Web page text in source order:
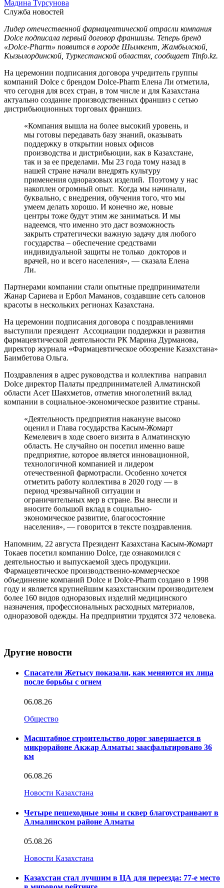
Мадина Турсунова
Служба новостей
Лидер отечественной фармацевтической отрасли компания
Dolce подписала первый договор франшизы. Теперь бренд
«Dolce-Pharm» появится в городе Шымкент, Жамбылской,
Кызылординской, Туркестанской областях, сообщает Tinfo.kz.
На церемонии подписания договора учредитель группы
компаний Dolce c брендом Dolce-Pharm Елена Ли отметила,
что сегодня для всех стран, в том числе и для Казахстана
актуально создание производственных франшиз с сетью
дистрибьюционных торговых франшиз.
«Компания вышла на более высокий уровень, и
мы готовы передавать базу знаний, оказывать
поддержку в открытии новых офисов
производства и дистрибьюции, как в Казахстане,
так и за ее пределами. Мы 23 года тому назад в
нашей стране начали внедрять культуру
применения одноразовых изделий. Поэтому у нас
накоплен огромный опыт. Когда мы начинали,
буквально, с внедрения, обучения того, что мы
умеем делать хорошо. И конечно же, новые
центры тоже будут этим же заниматься. И мы
надеемся, что именно это даст возможность
закрыть стратегически важную задачу для любого
государства – обеспечение средствами
индивидуальной защиты не только докторов и
врачей, но и всего населения», — сказала Елена
Ли.
Партнерами компании стали опытные предприниматели
Жанар Сариева и Ербол Маманов, создавшие сеть салонов
красоты в нескольких регионах Казахстана.
На церемонии подписания договора с поздравлениями
выступили президент Ассоциации поддержки и развития
фармацевтической деятельности РК Марина Дурманова,
директор журнала «Фармацевтическое обозрение Казахстана»
Баимбетова Ольга.
Поздравления в адрес руководства и коллектива направил
Dolce директор Палаты предпринимателей Алматинской
области Асет Шаяхметов, отметив многолетний вклад
компании в социальное-экономическое развитие страны.
«Деятельность предприятия накануне высоко
оценил и Глава государства Касым-Жомарт
Кемелевич в ходе своего визита в Алматинскую
область. Не случайно он посетил именно ваше
предприятие, которое является инновационной,
технологичной компанией и лидером
отечественной фармотрасли. Особенно хочется
отметить работу коллектива в 2020 году — в
период чрезвычайной ситуации и
ограничительных мер в стране. Вы внесли и
вносите большой вклад в социально-
экономическое развитие, благосостояние
населения», — говорится в тексте поздравления.
Напомним, 22 августа Президент Казахстана Касым-Жомарт
Токаев посетил компанию Dolce, где ознакомился с
деятельностью и выпускаемой здесь продукции.
Фармацевтическое производственно-коммерческое
объединение компаний Dolce и Dolce-Pharm создано в 1998
году и является крупнейшим казахстанским производителем
более 160 видов одноразовых изделий медицинского
назначения, профессиональных расходных материалов,
одноразовой одежды. На предприятии трудятся 372 человека.
Другие новости
Спасатели Жетысу показали, как меняются их лица
после борьбы с огнем
06.08.26
Общество
Масштабное строительство дорог завершается в
микрорайоне Акжар Алматы: заасфальтировано 36
км
06.08.26
Новости Казахстана
Четыре пешеходные зоны и сквер благоустраивают в
Алмалинском районе Алматы
05.08.26
Новости Казахстана
Казахстан стал лучшим в ЦА для переезда: 77-е место